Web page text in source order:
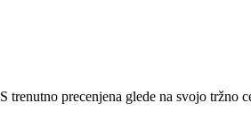
precenjena glede na svojo tržno